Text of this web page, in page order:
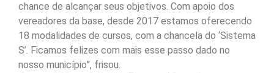
chance de alcançar seus objetivos. Com apoio dos
vereadores da base, desde 2017 estamos oferecendo
18 modalidades de cursos, com a chancela do ‘Sistema
S’. Ficamos felizes com mais esse passo dado no
nosso município”, frisou.